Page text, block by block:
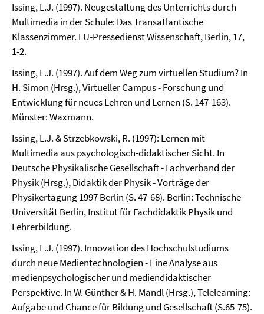
Issing, L.J. (1997). Neugestaltung des Unterrichts durch
Multimedia in der Schule: Das Transatlantische
Klassenzimmer. FU-Pressedienst Wissenschaft, Berlin, 17,
1-2.
Issing, L.J. (1997). Auf dem Weg zum virtuellen Studium? In
H. Simon (Hrsg.), Virtueller Campus - Forschung und
Entwicklung für neues Lehren und Lernen (S. 147-163).
Münster: Waxmann.
Issing, L.J. & Strzebkowski, R. (1997): Lernen mit
Multimedia aus psychologisch-didaktischer Sicht. In
Deutsche Physikalische Gesellschaft - Fachverband der
Physik (Hrsg.), Didaktik der Physik - Vorträge der
Physikertagung 1997 Berlin (S. 47-68). Berlin: Technische
Universität Berlin, Institut für Fachdidaktik Physik und
Lehrerbildung.
Issing, L.J. (1997). Innovation des Hochschulstudiums
durch neue Medientechnologien - Eine Analyse aus
medienpsychologischer und mediendidaktischer
Perspektive. In W. Günther & H. Mandl (Hrsg.), Telelearning:
Aufgabe und Chance für Bildung und Gesellschaft (S.65-75).